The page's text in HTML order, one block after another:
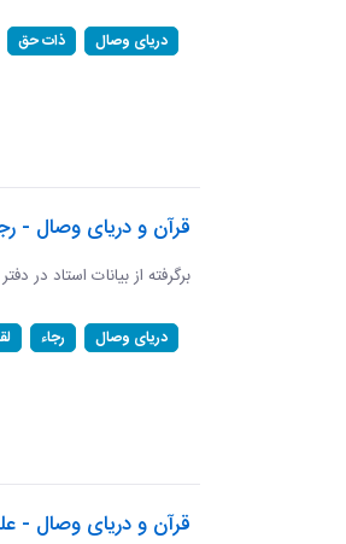
دریای وصال ذات حق
قرآن و دریای وصال -
برگرفته از بیانات استاد در
دریای وصال رجاء
قرآن و دریای وصال -